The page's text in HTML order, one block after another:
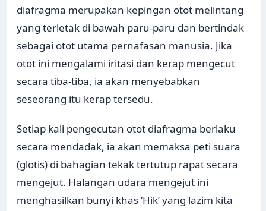
diafragma merupakan kepingan otot melintang
yang terletak di bawah paru-paru dan bertindak
sebagai otot utama pernafasan manusia. Jika
otot ini mengalami iritasi dan kerap mengecut
secara tiba-tiba, ia akan menyebabkan
seseorang itu kerap tersedu.
Setiap kali pengecutan otot diafragma berlaku
secara mendadak, ia akan memaksa peti suara
(glotis) di bahagian tekak tertutup rapat secara
mengejut. Halangan udara mengejut ini
menghasilkan bunyi khas ‘Hik’ yang lazim kita